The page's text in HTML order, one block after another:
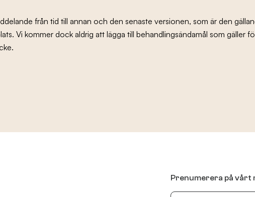
från tid till annan och den senaste versionen, som är den
Vi kommer dock aldrig att lägga till behandlingsändamål som gäller
Prenumerera på vårt